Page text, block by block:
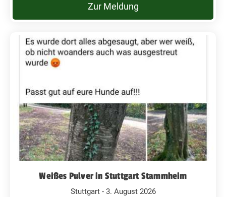
Zur Meldung
Weißes Pulver in Stuttgart Stammheim
Stuttgart - 3. August 2026